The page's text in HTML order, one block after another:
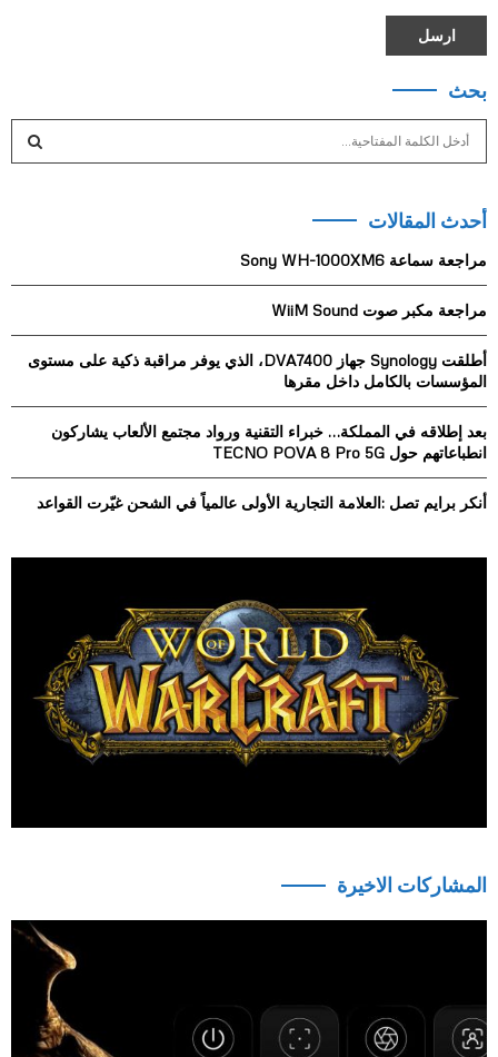
بحث
c
f
r
:
C
H
أحدث المقالات
مراجعة سماعة Sony WH-1000XM6
مراجعة مكبر صوت WiiM Sound
أطلقت Synology جهاز DVA7400، الذي يوفر مراقبة ذكية على مستوى
المؤسسات بالكامل داخل مقرها
بعد إطلاقه في المملكة… خبراء التقنية ورواد مجتمع الألعاب يشاركون
انطباعاتهم حول TECNO POVA 8 Pro 5G
أنكر برايم تصل :العلامة التجارية الأولى عالمياً في الشحن غيّرت القواعد
المشاركات الاخيرة